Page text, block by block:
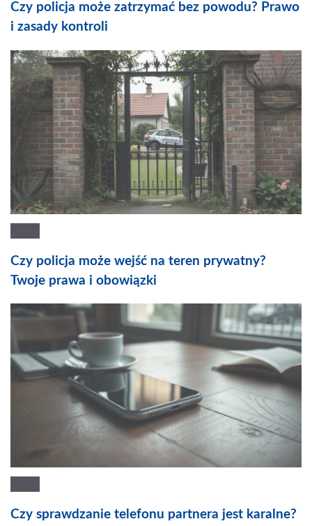
Czy policja może zatrzymać bez powodu? Prawo
i zasady kontroli
Czy policja może wejść na teren prywatny?
Twoje prawa i obowiązki
Czy sprawdzanie telefonu partnera jest karalne?